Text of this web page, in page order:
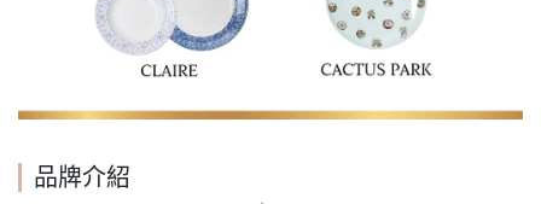
品牌介紹